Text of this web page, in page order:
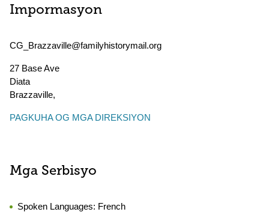
Impormasyon
CG_Brazzaville@familyhistorymail.org
27 Base Ave
Diata
Brazzaville,
PAGKUHA OG MGA DIREKSIYON
Mga Serbisyo
Spoken Languages: French